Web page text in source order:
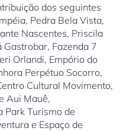
dos seguintes
Pedra Bela Vista,
Nascentes, Priscila
Fazenda 7
Orlandi, Empório do
Perpétuo Socorro,
Cultural Movimento,
Aui Mauê,
Park Turismo de
e Espaço de